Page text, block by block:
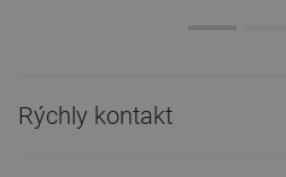
Rýchly kontakt